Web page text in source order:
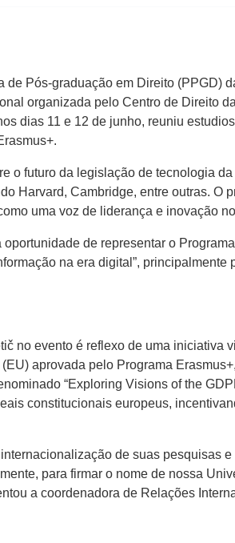
Pós-graduação em Direito (PPGD)
organizada pelo Centro de Direito
dias 11 e 12 de junho, reuniu
o futuro da legislação de tecnologia
Harvard, Cambridge, entre outras. O
uma voz de liderança e inovação
de representar o
na era digital”,
no evento é reflexo de uma iniciativa
aprovada pelo Programa
“Exploring Visions of the
constitucionais europeus,
de suas pesquisas
para firmar o nome de nossa
a coordenadora de Relações